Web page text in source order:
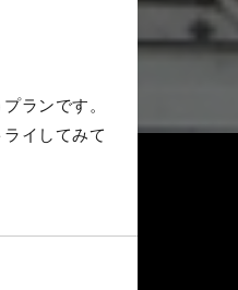
ランです。
イしてみて